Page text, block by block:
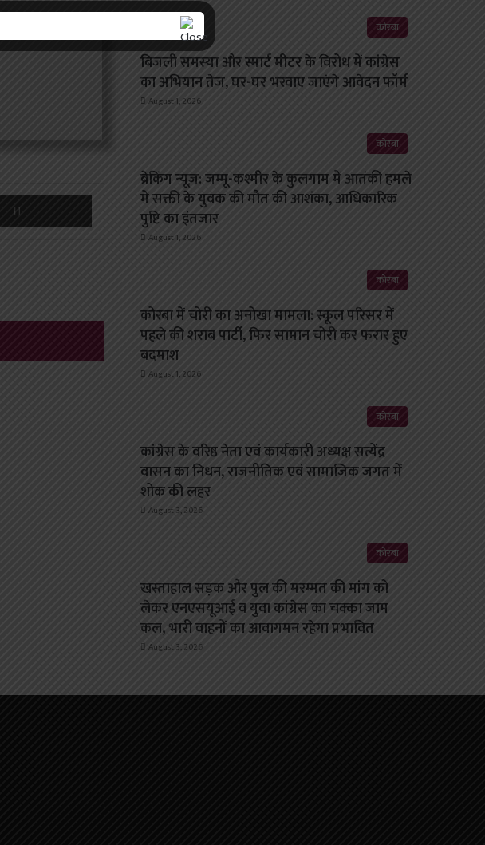
Share via Email
कोरबा
बिजली समस्या और स्मार्ट मीटर के विरोध में कांग्रेस
का अभियान तेज, घर-घर भरवाए जाएंगे आवेदन फॉर्म
August 1, 2026
कोरबा
ब्रेकिंग न्यूज़: जम्मू-कश्मीर के कुलगाम में आतंकी हमले
में सक्ती के युवक की मौत की आशंका, आधिकारिक
पुष्टि का इंतजार
August 1, 2026
कोरबा
कोरबा में चोरी का अनोखा मामला: स्कूल परिसर में
पहले की शराब पार्टी, फिर सामान चोरी कर फरार हुए
बदमाश
August 1, 2026
कोरबा
कांग्रेस के वरिष्ठ नेता एवं कार्यकारी अध्यक्ष सत्येंद्र
वासन का निधन, राजनीतिक एवं सामाजिक जगत में
शोक की लहर
August 3, 2026
कोरबा
खस्ताहाल सड़क और पुल की मरम्मत की मांग को
लेकर एनएसयूआई व युवा कांग्रेस का चक्का जाम
कल, भारी वाहनों का आवागमन रहेगा प्रभावित
August 3, 2026